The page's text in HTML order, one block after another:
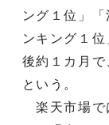
ング１位」
ンキング１
後約１カ月
という。
楽天市場で